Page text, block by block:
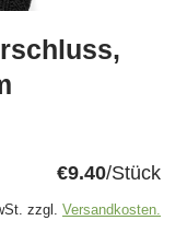
€9.40/Stück
zzgl. Versandkosten.